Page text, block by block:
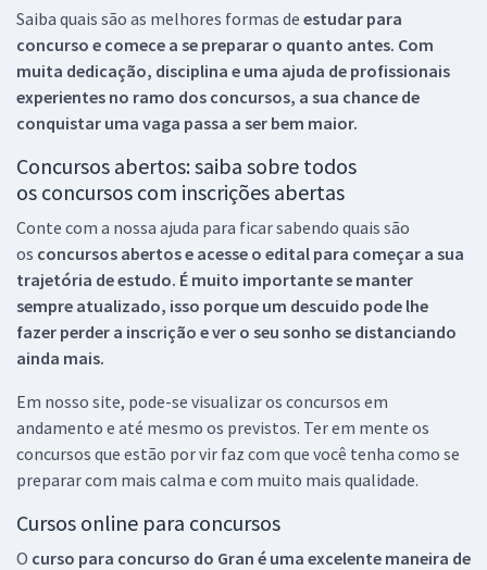
Saiba quais são as melhores formas de estudar para
concurso e comece a se preparar o quanto antes. Com
muita dedicação, disciplina e uma ajuda de profissionais
experientes no ramo dos concursos, a sua chance de
conquistar uma vaga passa a ser bem maior.
Concursos abertos: saiba sobre todos
os concursos com inscrições abertas
Conte com a nossa ajuda para ficar sabendo quais são
os concursos abertos e acesse o edital para começar a sua
trajetória de estudo. É muito importante se manter
sempre atualizado, isso porque um descuido pode lhe
fazer perder a inscrição e ver o seu sonho se distanciando
ainda mais.
Em nosso site, pode-se visualizar os concursos em
andamento e até mesmo os previstos. Ter em mente os
concursos que estão por vir faz com que você tenha como se
preparar com mais calma e com muito mais qualidade.
Cursos online para concursos
O curso para concurso do Gran é uma excelente maneira de